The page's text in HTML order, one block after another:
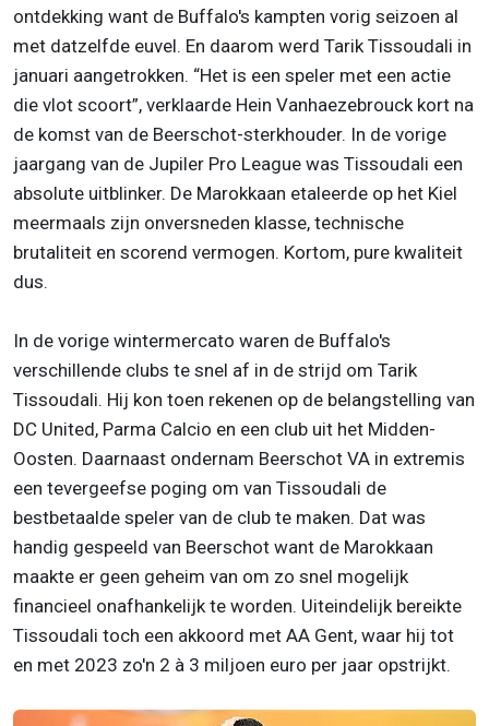
ontdekking want de Buffalo's kampten vorig seizoen al
met datzelfde euvel. En daarom werd Tarik Tissoudali in
januari aangetrokken. “Het is een speler met een actie
die vlot scoort”, verklaarde Hein Vanhaezebrouck kort na
de komst van de Beerschot-sterkhouder. In de vorige
jaargang van de Jupiler Pro League was Tissoudali een
absolute uitblinker. De Marokkaan etaleerde op het Kiel
meermaals zijn onversneden klasse, technische
brutaliteit en scorend vermogen. Kortom, pure kwaliteit
dus.
In de vorige wintermercato waren de Buffalo's
verschillende clubs te snel af in de strijd om Tarik
Tissoudali. Hij kon toen rekenen op de belangstelling van
DC United, Parma Calcio en een club uit het Midden-
Oosten. Daarnaast ondernam Beerschot VA in extremis
een tevergeefse poging om van Tissoudali de
bestbetaalde speler van de club te maken. Dat was
handig gespeeld van Beerschot want de Marokkaan
maakte er geen geheim van om zo snel mogelijk
financieel onafhankelijk te worden. Uiteindelijk bereikte
Tissoudali toch een akkoord met AA Gent, waar hij tot
en met 2023 zo'n 2 à 3 miljoen euro per jaar opstrijkt.